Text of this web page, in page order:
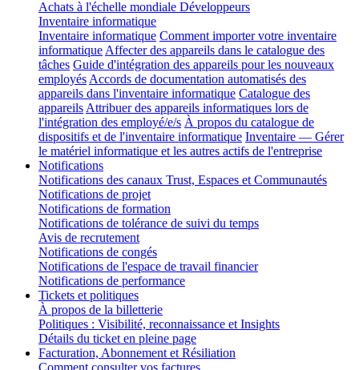
Achats à l'échelle mondiale Développeurs
Inventaire informatique
Inventaire informatique Comment importer votre inventaire
informatique Affecter des appareils dans le catalogue des
tâches Guide d'intégration des appareils pour les nouveaux
employés Accords de documentation automatisés des
appareils dans l'inventaire informatique Catalogue des
appareils Attribuer des appareils informatiques lors de
l'intégration des employé/e/s À propos du catalogue de
dispositifs et de l'inventaire informatique Inventaire — Gérer
le matériel informatique et les autres actifs de l'entreprise
Notifications
Notifications des canaux Trust, Espaces et Communautés
Notifications de projet
Notifications de formation
Notifications de tolérance de suivi du temps
Avis de recrutement
Notifications de congés
Notifications de l'espace de travail financier
Notifications de performance
Tickets et politiques
À propos de la billetterie
Politiques : Visibilité, reconnaissance et Insights
Détails du ticket en pleine page
Facturation, Abonnement et Résiliation
Comment consulter vos factures